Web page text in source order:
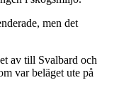
men det
av till Svalbard och
var beläget ute på